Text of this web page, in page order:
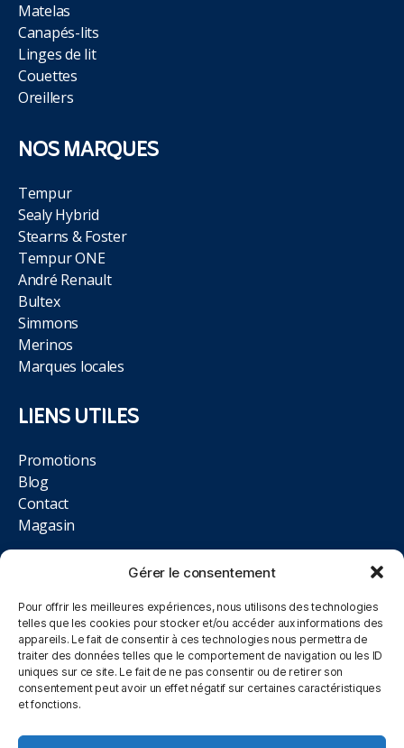
Gérer le consentement
Pour offrir les meilleures expériences, nous utilisons des technologies
telles que les cookies pour stocker et/ou accéder aux informations des
appareils. Le fait de consentir à ces technologies nous permettra de
traiter des données telles que le comportement de navigation ou les ID
uniques sur ce site. Le fait de ne pas consentir ou de retirer son
consentement peut avoir un effet négatif sur certaines caractéristiques
et fonctions.
Matelas
Canapés-lits
Linges de lit
Couettes
Oreillers
NOS MARQUES
Tempur
Sealy Hybrid
Stearns & Foster
Tempur ONE
André Renault
Bultex
Simmons
Merinos
Marques locales
LIENS UTILES
Promotions
Blog
Contact
Magasin
NOUS TROUVER
514 Rue de la Libération,
62700 Bruay-la-Buissière
03.21.64.83.11
Du Lundi au Samedi, 10h00 à 12h00 et 14h00 à 19h00